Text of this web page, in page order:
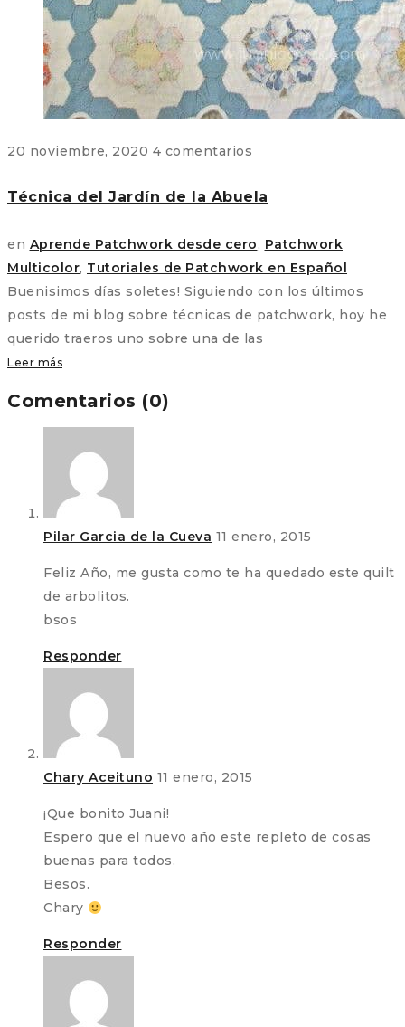
20 noviembre, 2020 4 comentarios
Técnica del Jardín de la Abuela
en Aprende Patchwork desde cero, Patchwork
Multicolor, Tutoriales de Patchwork en Español
Buenisimos días soletes! Siguiendo con los últimos
posts de mi blog sobre técnicas de patchwork, hoy he
querido traeros uno sobre una de las
Leer más
Comentarios (0)
Pilar Garcia de la Cueva 11 enero, 2015
Feliz Año, me gusta como te ha quedado este quilt
de arbolitos.
bsos
Responder
Chary Aceituno 11 enero, 2015
¡Que bonito Juani!
Espero que el nuevo año este repleto de cosas
buenas para todos.
Besos.
Chary
Responder